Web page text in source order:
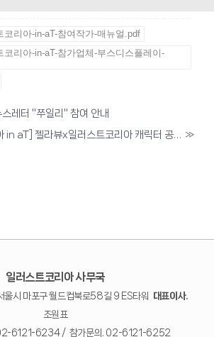
코리아-in-aT-참여작가-매뉴얼.pdf
코리아-in-aT-참가업체-부스디스플레이-
레터 "쭈일리" 참여 안내
[서울 일러스트코리아 in aT] 젤라뷰x일러스트코리아 캐릭터 공모전 안내 »
일러스트코리아 사무국
시 마포구 월드컵북로58길 9 ES타워
대표이사.
조원표
6121-6234 / 참가문의. 02-6121-6252